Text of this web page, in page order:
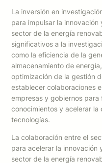
La inversión en
para impulsar la
sector de la energía
significativos a la
como la eficiencia de la
almacenamiento de
optimización de la gestión
establecer colaboraciones
empresas y gobiernos
conocimientos y acelerar
tecnologías.
La colaboración entre el
para acelerar la innovación
sector de la energía